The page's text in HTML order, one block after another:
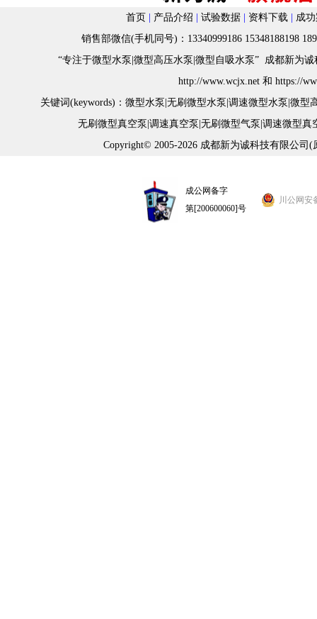
首页 产品介绍 试验数据 资料下载
成
销售部微信(手机同号)：13340999186 15348188198
“专注于微型水泵|微型高压水泵|微型自吸水泵” 成都新为
http://www.wcjx.net 和 https://
关键词(keywords)： 微型水泵 无刷微型水泵 调速微型水泵 微型
无刷微型真空泵 调速真空泵 无刷微型气泵 调速微型真
Copyright© 2005-2026 成都新为诚科技有限公司
成公网备字
第[200600060]号
川公网安